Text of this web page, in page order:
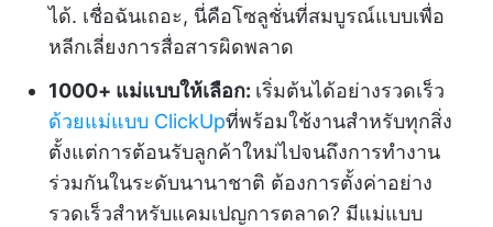
ได้. เชื่อฉันเถอะ, นี่คือโซลูชั่นที่สมบูรณ์แบบเพื่อ
หลีกเลี่ยงการสื่อสารผิดพลาด
1000+ แม่แบบให้เลือก: เริ่มต้นได้อย่างรวดเร็ว
ด้วยแม่แบบ ClickUpที่พร้อมใช้งานสำหรับทุกสิ่ง
ตั้งแต่การต้อนรับลูกค้าใหม่ไปจนถึงการทำงาน
ร่วมกันในระดับนานาชาติ ต้องการตั้งค่าอย่าง
รวดเร็วสำหรับแคมเปญการตลาด? มีแม่แบบ